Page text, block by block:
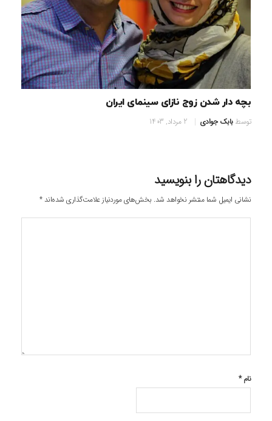
بچه دار شدن زوج نازای سینمای ایران
توسطبابک جوادی 2 مرداد, 1403
دیدگاهتان را بنویسید
نشانی ایمیل شما منتشر نخواهد شد. بخش‌های موردنیاز علامت‌گذاری شده‌اند*
نام*